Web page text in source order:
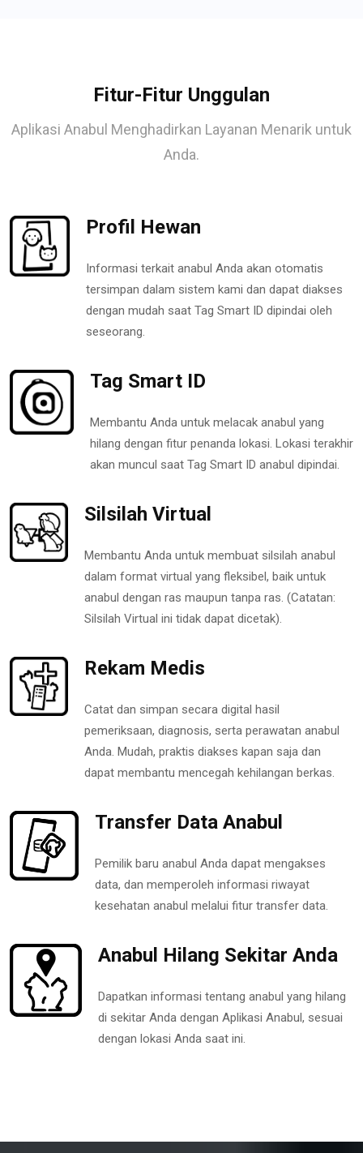
Fitur-Fitur Unggulan
Aplikasi Anabul Menghadirkan Layanan Menarik untuk
Anda.
Profil Hewan
Informasi terkait anabul Anda akan otomatis
tersimpan dalam sistem kami dan dapat diakses
dengan mudah saat Tag Smart ID dipindai oleh
seseorang.
Tag Smart ID
Membantu Anda untuk melacak anabul yang
hilang dengan fitur penanda lokasi. Lokasi terakhir
akan muncul saat Tag Smart ID anabul dipindai.
Silsilah Virtual
Membantu Anda untuk membuat silsilah anabul
dalam format virtual yang fleksibel, baik untuk
anabul dengan ras maupun tanpa ras. (Catatan:
Silsilah Virtual ini tidak dapat dicetak).
Rekam Medis
Catat dan simpan secara digital hasil
pemeriksaan, diagnosis, serta perawatan anabul
Anda. Mudah, praktis diakses kapan saja dan
dapat membantu mencegah kehilangan berkas.
Transfer Data Anabul
Pemilik baru anabul Anda dapat mengakses
data, dan memperoleh informasi riwayat
kesehatan anabul melalui fitur transfer data.
Anabul Hilang Sekitar Anda
Dapatkan informasi tentang anabul yang hilang
di sekitar Anda dengan Aplikasi Anabul, sesuai
dengan lokasi Anda saat ini.